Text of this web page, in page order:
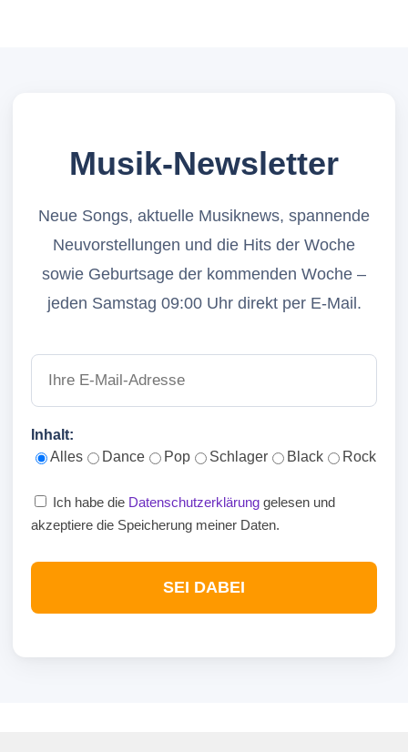
Musik-Newsletter
Neue Songs, aktuelle Musiknews, spannende
Neuvorstellungen und die Hits der Woche
sowie Geburtsage der kommenden Woche –
jeden Samstag 09:00 Uhr direkt per E-Mail.
Inhalt:
Alles
Dance Pop Schlager Black Rock
Ich habe die Datenschutzerklärung gelesen und
akzeptiere die Speicherung meiner Daten.
SEI DABEI